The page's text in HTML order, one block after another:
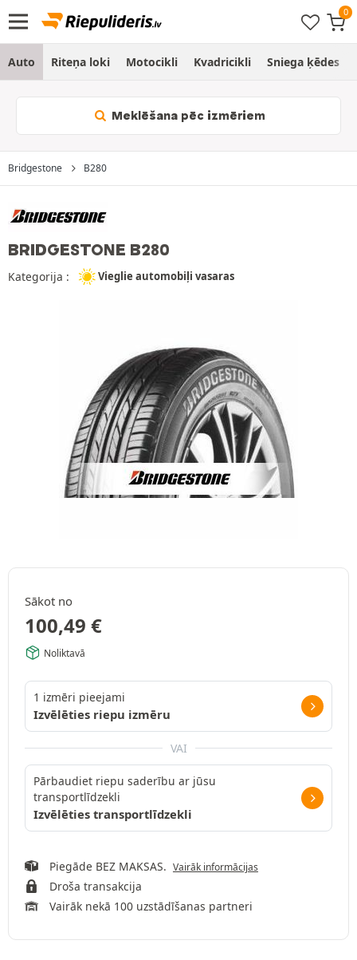
Auto Riteņa loki Motocikli Kvadricikli Sniega ķēdes
Meklēšana pēc izmēriem
Bridgestone B280
BRIDGESTONE B280
Kategorija : Vieglie automobiļi vasaras
Sākot no
100,49 €
Noliktavā
1 izmēri pieejami
Izvēlēties riepu izmēru
VAI
Pārbaudiet riepu saderību ar jūsu
transportlīdzekli
Izvēlēties transportlīdzekli
Piegāde BEZ MAKSAS. Vairāk informācijas
Droša transakcija
Vairāk nekā 100 uzstādīšanas partneri